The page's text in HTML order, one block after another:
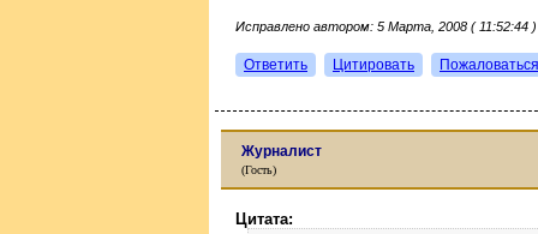
Исправлено автором: 5 Марта, 2008 ( 11:52:44 )
Ответить Цитировать Пожаловаться
Журналист
(Гость)
Цитата: